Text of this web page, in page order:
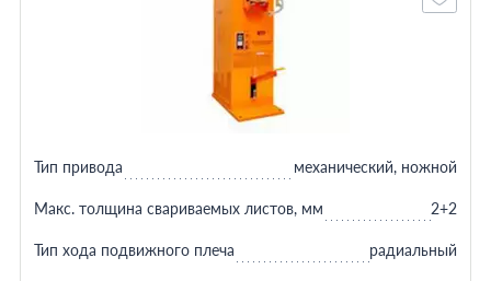
Тип привода механический, ножной
Макс. толщина свариваемых листов, мм 2+2
Тип хода подвижного плеча радиальный